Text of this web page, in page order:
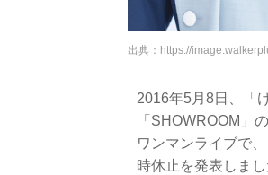
出典： https://
2016年5月8日、「
「SHOWROOM」
ワンマンライブで
時休止を発表しまし